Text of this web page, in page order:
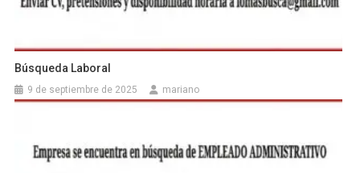
Búsqueda Laboral
9 de septiembre de 2025 mariano